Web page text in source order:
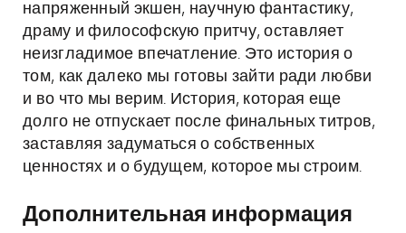
напряженный экшен, научную фантастику,
драму и философскую притчу, оставляет
неизгладимое впечатление. Это история о
том, как далеко мы готовы зайти ради любви
и во что мы верим. История, которая еще
долго не отпускает после финальных титров,
заставляя задуматься о собственных
ценностях и о будущем, которое мы строим.
Дополнительная информация